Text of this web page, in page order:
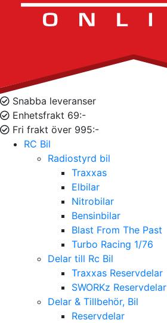
Snabba leveranser
Enhetsfrakt 69:-
Fri frakt över 995:-
RC Bil
Radiostyrd bil
Traxxas
Elbilar
Nitrobilar
Bensinbilar
Blast From The Past
Turbo Racing 1/76
Delar till Rc Bil
Traxxas Reservdelar
SWORKz Reservdelar
Delar & Tillbehör, Bil
Reservdelar